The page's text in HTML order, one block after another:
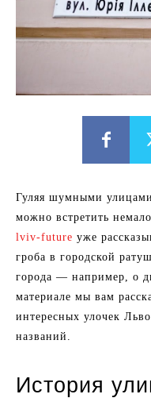
Гуляя шумными
можно встретить
lviv-future уже
гроба в городской
города — например, о
материале мы вам
интересных улочек
названий.
История